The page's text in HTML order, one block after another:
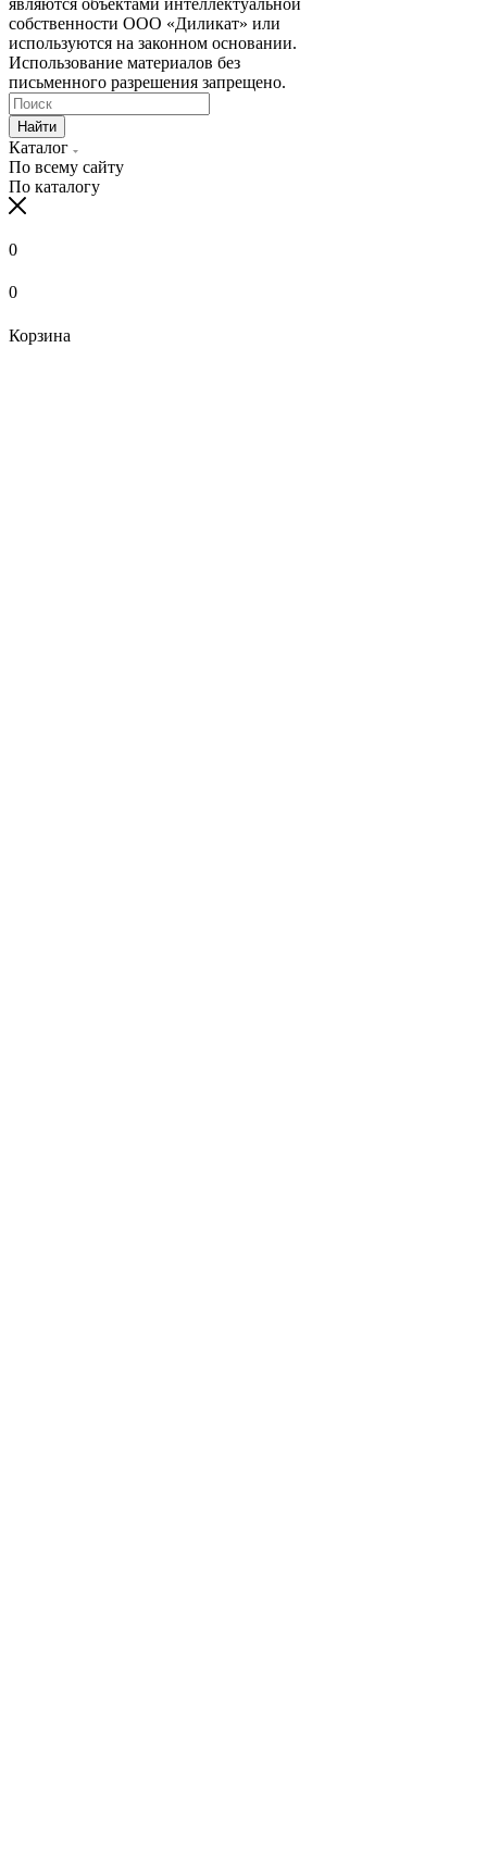
являются объектами интеллектуальной
собственности ООО «Диликат» или
используются на законном основании.
Использование материалов без
письменного разрешения запрещено.
Найти
Каталог
По всему сайту
По каталогу
0
0
Корзина